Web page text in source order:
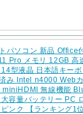
パソコン 新品 Office
Pro メモリ 12GB 高
型液晶 日本語キー
み Intel n4000 Web
miniHDMI 無線機能
容量バッテリー PC
ピンク 【ランキング1